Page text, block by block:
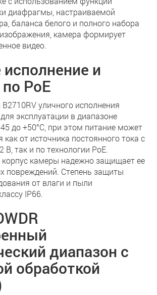
диафрагмы, настраиваемой
баланса белого и полного набора
камера формирует
видео.
и
PoE
уличного исполнения
эксплуатации в диапазоне
до +50°C, при этом питание может
как от источника постоянного тока с
так и по технологии PoE.
корпус камеры надежно защищает ее
повреждений. Степень защиты
от влаги и пыли
IP66.
диапазон с
обработкой